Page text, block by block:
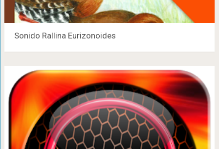
Sonido Rallina Eurizonoides